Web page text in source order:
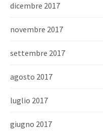
dicembre 2017
novembre 2017
settembre 2017
agosto 2017
luglio 2017
giugno 2017